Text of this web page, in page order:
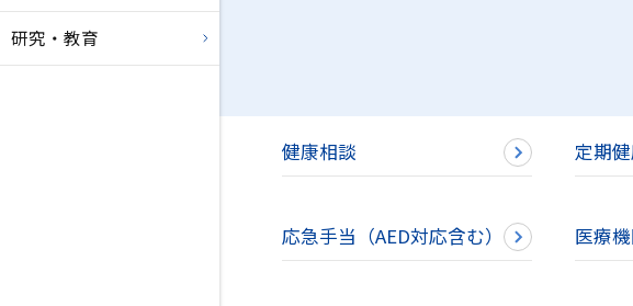
研究・教育
健康相談 定期
応急手当（AED対応含む） 医療